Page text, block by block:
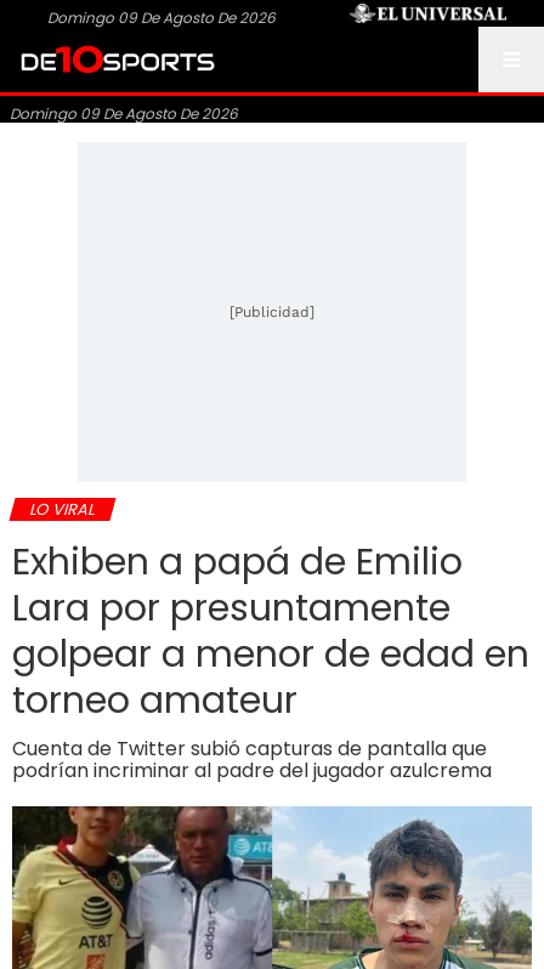
Domingo 09 De Agosto De 2026
Domingo 09 De Agosto De 2026
[Publicidad]
LO VIRAL
Exhiben a papá de Emilio
Lara por presuntamente
golpear a menor de edad en
torneo amateur
Cuenta de Twitter subió capturas de pantalla que
podrían incriminar al padre del jugador azulcrema